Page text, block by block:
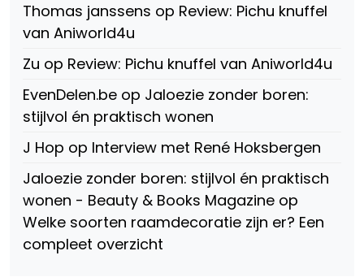
Facebook
Thomas janssens op Review: Pichu knuffel
van Aniworld4u
Zu op Review: Pichu knuffel van Aniworld4u
EvenDelen.be op Jaloezie zonder boren:
stijlvol én praktisch wonen
J Hop op Interview met René Hoksbergen
Jaloezie zonder boren: stijlvol én praktisch
wonen - Beauty & Books Magazine op
Welke soorten raamdecoratie zijn er? Een
compleet overzicht